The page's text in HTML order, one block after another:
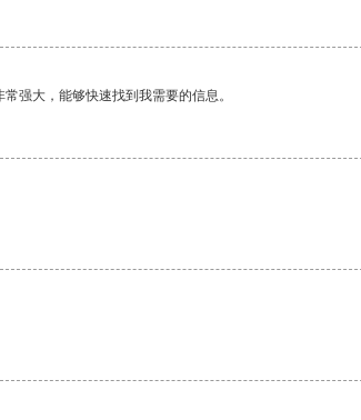
强大，能够快速找到我需要的信息。